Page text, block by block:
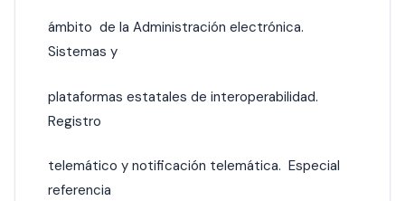
ámbito de la Administración electrónica.
Sistemas y
plataformas estatales de interoperabilidad.
Registro
telemático y notificación telemática. Especial
referencia